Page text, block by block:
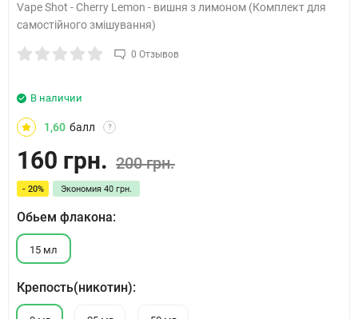
Vape Shot - Cherry Lemon - вишня з лимоном (Комплект для
самостійного змішування)
0 Отзывов
В наличии
1,60 балл ?
160 грн. 200 грн.
- 20% Экономия 40 грн.
Обьем флакона:
15 мл
Крепость(никотин):